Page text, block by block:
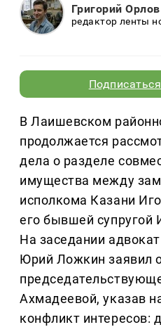
Григорий Орлов
редактор ленты
В Лаишевском
продолжается
дела о разделе
имущества между
исполкома Казани
его бывшей супругой
На заседании
Юрий Ложкин заявил
Ахмадеевой, указав
конфликт интересов: